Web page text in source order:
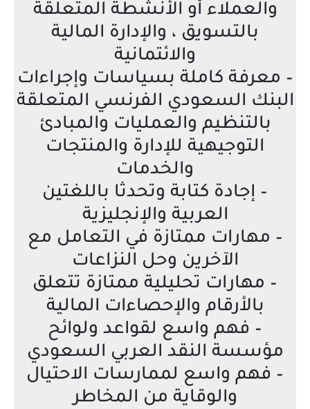
والعملاء أو الأنشطة المتعلقة
بالتسويق ، والإدارة المالية
والائتمانية
– معرفة كاملة بسياسات وإجراءات
البنك السعودي الفرنسي المتعلقة
بالتنظيم والعمليات والمبادئ
التوجيهية للإدارة والمنتجات
والخدمات
– إجادة كتابة وتحدثا باللغتين
العربية والإنجليزية
– مهارات ممتازة في التعامل مع
الآخرين وحل النزاعات
– مهارات تحليلية ممتازة تتعلق
بالأرقام والإحصاءات المالية
– فهم واسع لقواعد ولوائح
مؤسسة النقد العربي السعودي
– فهم واسع لممارسات الاحتيال
والوقاية من المخاطر